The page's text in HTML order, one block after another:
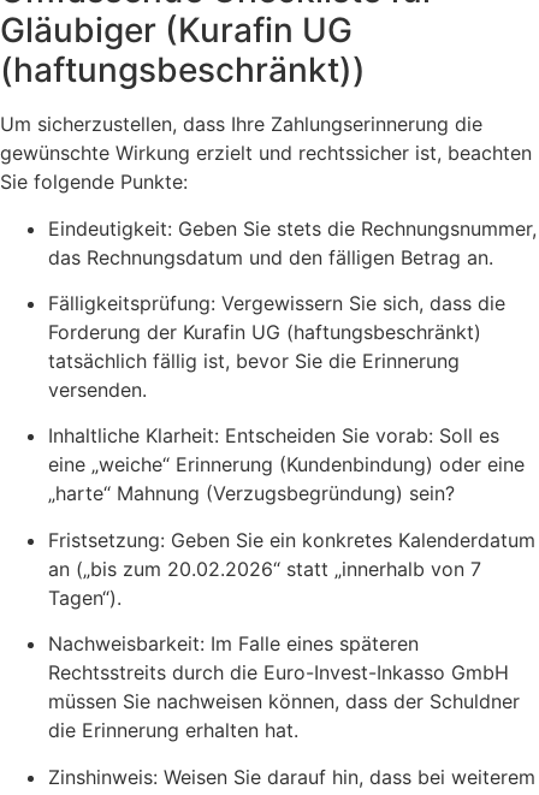
Gläubiger (Kurafin UG
(haftungsbeschränkt))
Um sicherzustellen, dass Ihre Zahlungserinnerung die
gewünschte Wirkung erzielt und rechtssicher ist, beachten
Sie folgende Punkte:
Eindeutigkeit: Geben Sie stets die Rechnungsnummer,
das Rechnungsdatum und den fälligen Betrag an.
Fälligkeitsprüfung: Vergewissern Sie sich, dass die
Forderung der Kurafin UG (haftungsbeschränkt)
tatsächlich fällig ist, bevor Sie die Erinnerung
versenden.
Inhaltliche Klarheit: Entscheiden Sie vorab: Soll es
eine „weiche“ Erinnerung (Kundenbindung) oder eine
„harte“ Mahnung (Verzugsbegründung) sein?
Fristsetzung: Geben Sie ein konkretes Kalenderdatum
an („bis zum 20.02.2026“ statt „innerhalb von 7
Tagen“).
Nachweisbarkeit: Im Falle eines späteren
Rechtsstreits durch die Euro-Invest-Inkasso GmbH
müssen Sie nachweisen können, dass der Schuldner
die Erinnerung erhalten hat.
Zinshinweis: Weisen Sie darauf hin, dass bei weiterem